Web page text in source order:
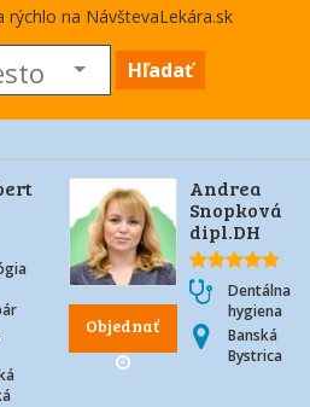
na NávštevaLekára.sk
Hľadať
Objednať
Andrea
Snopková
dipl.DH
Dentálna
hygiena
Banská
Bystrica